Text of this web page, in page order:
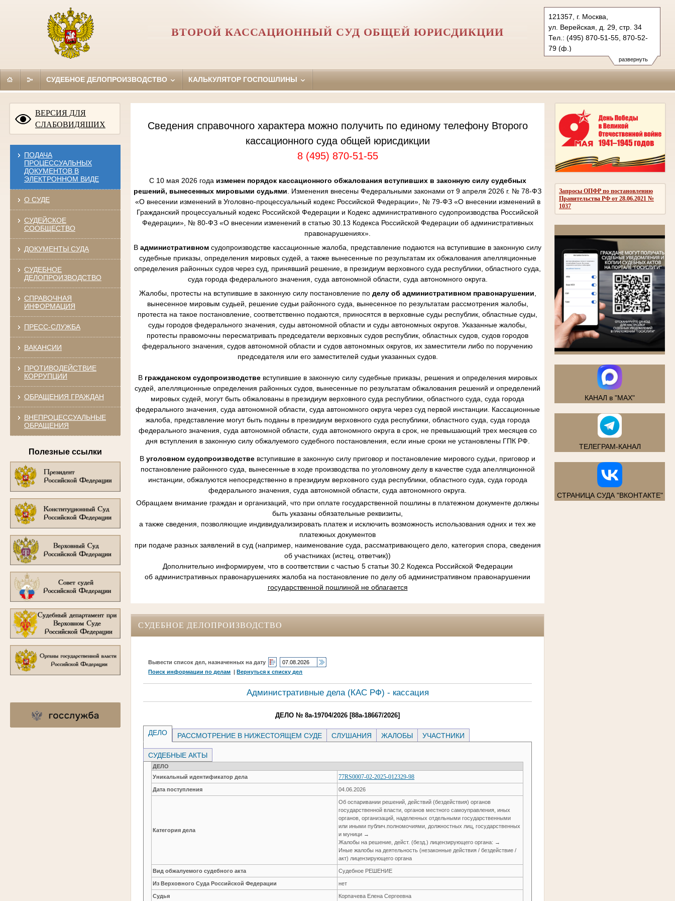
развернуть
121357, г. Москва,
ул. Верейская, д. 29, стр. 34
Тел.: (495) 870-51-55, 870-52-
79 (ф.)
2kas@sudrf.ru
ВТОРОЙ КАССАЦИОННЫЙ СУД ОБЩЕЙ ЮРИСДИКЦИИ
СУДЕБНОЕ ДЕЛОПРОИЗВОДСТВО КАЛЬКУЛЯТОР ГОСПОШЛИНЫ
ВЕРСИЯ ДЛЯ
СЛАБОВИДЯЩИХ
ПОДАЧА
ПРОЦЕССУАЛЬНЫХ
ДОКУМЕНТОВ В
ЭЛЕКТРОННОМ ВИДЕ
О СУДЕ
СУДЕЙСКОЕ
СООБЩЕСТВО
ДОКУМЕНТЫ СУДА
СУДЕБНОЕ
ДЕЛОПРОИЗВОДСТВО
СПРАВОЧНАЯ
ИНФОРМАЦИЯ
ПРЕСС-СЛУЖБА
ВАКАНСИИ
ПРОТИВОДЕЙСТВИЕ
КОРРУПЦИИ
ОБРАЩЕНИЯ ГРАЖДАН
ВНЕПРОЦЕССУАЛЬНЫЕ
ОБРАЩЕНИЯ
Полезные ссылки
Запросы ОПФР по постановлению
Правительства РФ от 28.06.2021 №
1037
КАНАЛ в "MAX"
ТЕЛЕГРАМ-КАНАЛ
СТРАНИЦА СУДА "ВКОНТАКТЕ"
Сведения справочного характера можно получить по единому телефону Второго
кассационного суда общей юрисдикции
8 (495) 870-51-55
С 10 мая 2026 года изменен порядок кассационного обжалования вступивших в законную силу судебных
решений, вынесенных мировыми судьями. Изменения внесены Федеральными законами от 9 апреля 2026 г. № 78-ФЗ
«О внесении изменений в Уголовно-процессуальный кодекс Российской Федерации», № 79-ФЗ «О внесении изменений в
Гражданский процессуальный кодекс Российской Федерации и Кодекс административного судопроизводства Российской
Федерации», № 80-ФЗ «О внесении изменений в статью 30.13 Кодекса Российской Федерации об административных
правонарушениях».
В административном судопроизводстве кассационные жалоба, представление подаются на вступившие в законную силу
судебные приказы, определения мировых судей, а также вынесенные по результатам их обжалования апелляционные
определения районных судов через суд, принявший решение, в президиум верховного суда республики, областного суда,
суда города федерального значения, суда автономной области, суда автономного округа.
Жалобы, протесты на вступившие в законную силу постановление по делу об административном правонарушении,
вынесенное мировым судьей, решение судьи районного суда, вынесенное по результатам рассмотрения жалобы,
протеста на такое постановление, соответственно подаются, приносятся в верховные суды республик, областные суды,
суды городов федерального значения, суды автономной области и суды автономных округов. Указанные жалобы,
протесты правомочны пересматривать председатели верховных судов республик, областных судов, судов городов
федерального значения, судов автономной области и судов автономных округов, их заместители либо по поручению
председателя или его заместителей судьи указанных судов.
В гражданском судопроизводствевступившие в законную силу судебные приказы, решения и определения мировых
судей, апелляционные определения районных судов, вынесенные по результатам обжалования решений и определений
мировых судей, могут быть обжалованы в президиум верховного суда республики, областного суда, суда города
федерального значения, суда автономной области, суда автономного округа через суд первой инстанции. Кассационные
жалоба, представление могут быть поданы в президиум верховного суда республики, областного суда, суда города
федерального значения, суда автономной области, суда автономного округа в срок, не превышающий трех месяцев со
дня вступления в законную силу обжалуемого судебного постановления, если иные сроки не установлены ГПК РФ.
В уголовном судопроизводстве вступившие в законную силу приговор и постановление мирового судьи, приговор и
постановление районного суда, вынесенные в ходе производства по уголовному делу в качестве суда апелляционной
инстанции, обжалуются непосредственно в президиум верховного суда республики, областного суда, суда города
федерального значения, суда автономной области, суда автономного округа.
Обращаем внимание граждан и организаций, что при оплате государственной пошлины в платежном документе должны
быть указаны обязательные реквизиты,
а также сведения, позволяющие индивидуализировать платеж и исключить возможность использования одних и тех же
платежных документов
при подаче разных заявлений в суд (например, наименование суда, рассматривающего дело, категория спора, сведения
об участниках (истец, ответчик))
Дополнительно информируем, что в соответствии с частью 5 статьи 30.2 Кодекса Российской Федерации
об административных правонарушениях жалоба на постановление по делу об административном правонарушении
государственной пошлиной не облагается
СУДЕБНОЕ ДЕЛОПРОИЗВОДСТВО
Вывести список дел, назначенных на дату
Поиск информации по делам |Вернуться к списку дел
Административные дела (КАC РФ) - кассация
ДЕЛО № 8а-19704/2026 [88а-18667/2026]
ДЕЛО РАССМОТРЕНИЕ В НИЖЕСТОЯЩЕМ СУДЕ СЛУШАНИЯ ЖАЛОБЫ УЧАСТНИКИ
СУДЕБНЫЕ АКТЫ
ДЕЛО
Уникальный идентификатор дела
77RS0007-02-2025-012329-98
Дата поступления 04.06.2026
Категория дела
Об оспаривании решений, действий (бездействия) органов
государственной власти, органов местного самоуправления, иных
органов, организаций, наделенных отдельными государственными
или иными публич.полномочиями, должностных лиц, государственных
и муници →
Жалобы на решение, дейст. (безд.) лицензирующего органа: →
Иные жалобы на деятельность (незаконные действия / бездействие /
акт) лицензирующего органа
Вид обжалуемого судебного акта Судебное РЕШЕНИЕ
Из Верховного Суда Российской Федерации нет
Судья Корпачева Елена Сергеевна